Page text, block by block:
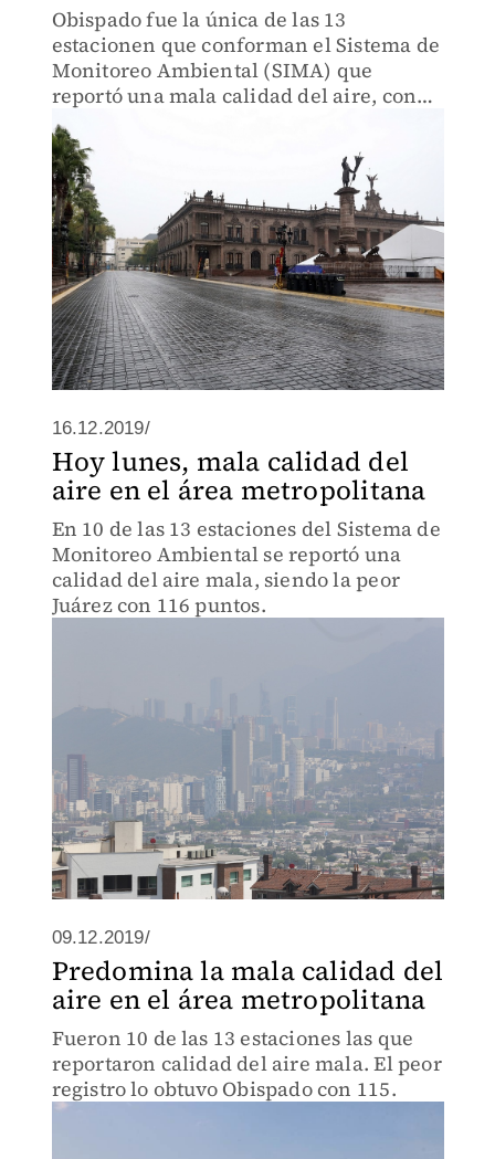
Obispado fue la única de las 13
estacionen que conforman el Sistema de
Monitoreo Ambiental (SIMA) que
reportó una mala calidad del aire, con
104 puntos Imeca.
16.12.2019/
Hoy lunes, mala calidad del
aire en el área metropolitana
En 10 de las 13 estaciones del Sistema de
Monitoreo Ambiental se reportó una
calidad del aire mala, siendo la peor
Juárez con 116 puntos.
09.12.2019/
Predomina la mala calidad del
aire en el área metropolitana
Fueron 10 de las 13 estaciones las que
reportaron calidad del aire mala. El peor
registro lo obtuvo Obispado con 115.